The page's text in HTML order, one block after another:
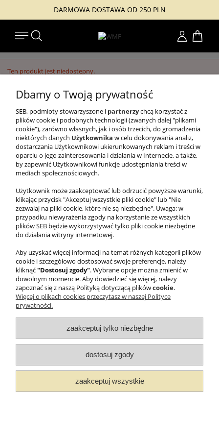
DARMOWA DOSTAWA OD 250 PLN
Konto
Ten produkt jest niedostępny.
#TUZACZYNASIĘJAKOŚĆ
WMF
PRAWNE
INFORMACJE
© 2025 WMF Groupe SEB Company - All rights reserved.
pokaż pełną wersję strony
Sklep internetowy Shoper Premium
Dbamy o Twoją prywatność
SEB, podmioty stowarzyszone i partnerzychcą korzystać z
plików cookie i podobnych technologii (zwanych dalej "plikami
cookie"), zarówno własnych, jak i osób trzecich, do gromadzenia
niektórych danych Użytkownika w celu dokonywania analiz,
dostarczania Użytkownikowi ukierunkowanych reklam i treści w
oparciu o jego zainteresowania i działania w Internecie, a także,
by zapewnić Użytkownikowi funkcje udostępniania treści w
mediach społecznościowych.
Użytkownik może zaakceptować lub odrzucić powyższe warunki,
klikając przycisk "Akceptuj wszystkie pliki cookie" lub "Nie
zezwalaj na pliki cookie, które nie są niezbędne". Uwaga: w
przypadku niewyrażenia zgody na korzystanie ze wszystkich
plików SEB będzie wykorzystywać tylko pliki cookie niezbędne
do działania witryny internetowej.
Aby uzyskać więcej informacji na temat różnych kategorii plików
cookie i szczegółowo dostosować swoje preferencje, należy
kliknąć"Dostosuj zgody". Wybrane opcje można zmienić w
dowolnym momencie. Aby dowiedzieć się więcej, należy
zapoznać się z naszą Polityką dotyczącą plikówcookie.
Więcej o plikach cookies przeczytasz w naszej Polityce
prywatności.
zaakceptuj tylko niezbędne
dostosuj zgody
zaakceptuj wszystkie